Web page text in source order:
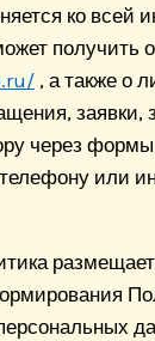
ко всей
получить
, а также о
заявки,
через формы
телефону или